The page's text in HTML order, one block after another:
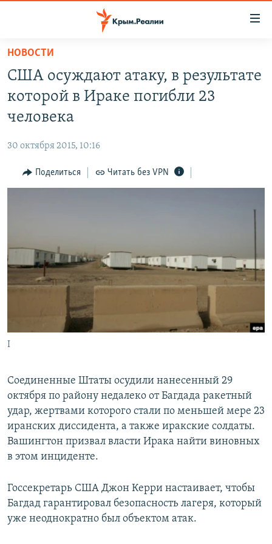
Вернуться
основному
содержанию
Вернутся
главной
навигации
Вернутся
СПЕЦПРОЕКТЫ
11 ЛЕТ ОККУПАЦИИ КРЫМА. 11 ИСТОРИЙ СОПРОТИВЛЕНИЯ
ЕЩЕ
ИНТЕРАКТИВ
ПРОПАВШИЕ БЕЗ ВЕСТИ
ПОБЕДИТЕЛЕЙ НЕ СУДЯТ?
КРЫМ.НЕПОКОРЕННЫЙ
РАДІО СВОБОДА
Qırımtatar
ПРИСОЕДИНЯЙТЕСЬ!
НОВОСТИ
США осуждают атаку, в результате
которой в Ираке погибли 23
человека
30 октября 2015, 10:16
Поделиться Читать без VPN
I
Соединенные Штаты осудили нанесенный 29
октября по району недалеко от Багдада ракетный
удар, жертвами которого стали по меньшей мере 23
иранских диссидента, а также иракские солдаты.
Вашингтон призвал власти Ирака найти виновных
в этом инциденте.
Госсекретарь США Джон Керри настаивает, чтобы
Багдад гарантировал безопасность лагеря, который
уже неоднократно был объектом атак.